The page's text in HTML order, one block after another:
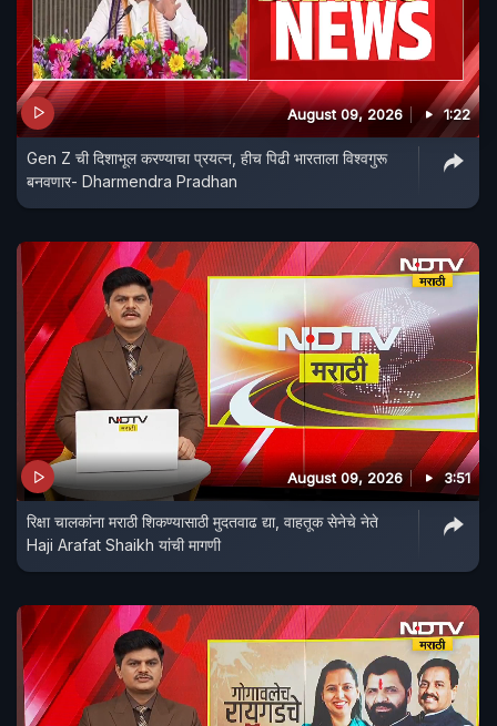
August 09, 2026 1:22
Gen Z ची दिशाभूल करण्याचा प्रयत्न, हीच पिढी भारताला विश्वगुरू
बनवणार- Dharmendra Pradhan
August 09, 2026 3:51
रिक्षा चालकांना मराठी शिकण्यासाठी मुदतवाढ द्या, वाहतूक सेनेचे नेते
Haji Arafat Shaikh यांची मागणी